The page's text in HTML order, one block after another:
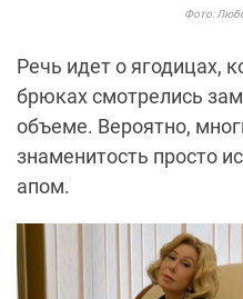
Фото:
Речь идет о ягодицах,
брюках смотрелись
объеме. Вероятно,
знаменитость просто
апом.